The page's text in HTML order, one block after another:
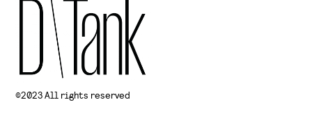
©2023 All rights reserved